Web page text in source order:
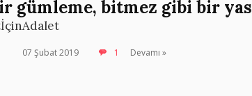
gümleme, bitmez gibi bir yas
07 Şubat 2019 1 Devamı »